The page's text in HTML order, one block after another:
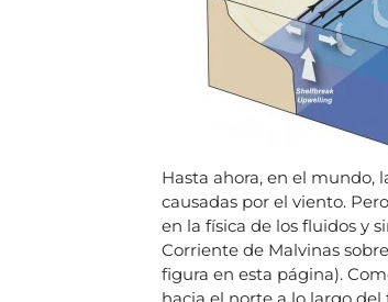
Hasta ahora, en el mundo,
causadas por el viento.
en la física de los fluidos y
Corriente de Malvinas
figura en esta página).